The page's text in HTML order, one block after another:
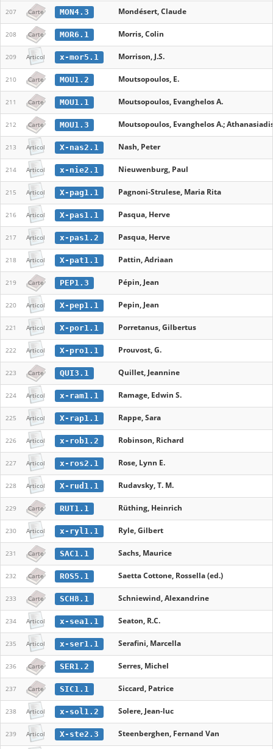
207 Carte MON4.3 Mondésert, Claude
208 Carte MOR6.1 Morris, Colin
209 Articol x-mor5.1 Morrison, J.S.
210 Carte MOU1.2 Moutsopoulos, E.
211 Carte MOU1.1 Moutsopoulos, Evanghelos A.
212 Carte MOU1.3 Moutsopoulos, Evanghelos A.;
213 Articol X-nas2.1 Nash, Peter
214 Articol x-nie2.1 Nieuwenburg, Paul
215 Articol X-pag1.1 Pagnoni-Strulese, Maria Rita
216 Articol X-pas1.1 Pasqua, Herve
217 Articol x-pas1.2 Pasqua, Herve
218 Articol X-pat1.1 Pattin, Adriaan
219 Carte PEP1.3 Pépin, Jean
220 Articol X-pep1.1 Pepin, Jean
221 Articol X-por1.1 Porretanus, Gilbertus
222 Articol X-pro1.1 Prouvost, G.
223 Carte QUI3.1 Quillet, Jeannine
224 Articol x-ram1.1 Ramage, Edwin S.
225 Articol X-rap1.1 Rappe, Sara
226 Articol x-rob1.2 Robinson, Richard
227 Articol x-ros2.1 Rose, Lynn E.
228 Articol X-rud1.1 Rudavsky, T. M.
229 Carte RUT1.1 Rüthing, Heinrich
230 Articol x-ryl1.1 Ryle, Gilbert
231 Carte SAC1.1 Sachs, Maurice
232 Carte ROS5.1 Saetta Cottone, Rossella (ed.)
233 Carte SCH8.1 Schniewind, Alexandrine
234 Articol x-sea1.1 Seaton, R.C.
235 Articol x-ser1.1 Serafini, Marcella
236 Carte SER1.2 Serres, Michel
237 Carte SIC1.1 Siccard, Patrice
238 Articol x-sol1.2 Solere, Jean-luc
239 Articol X-ste2.3 Steenberghen, Fernand Van